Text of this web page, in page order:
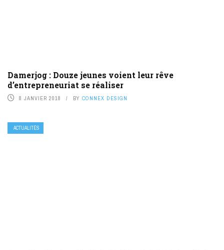
Damerjog : Douze jeunes voient leur rêve
d’entrepreneuriat se réaliser
8 JANVIER 2018 BY CONNEX DESIGN
ACTUALITÉS